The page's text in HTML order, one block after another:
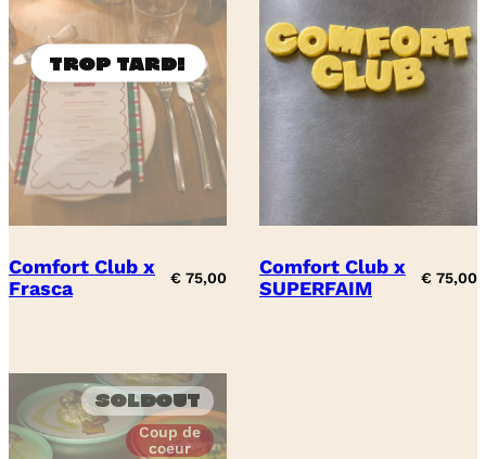
Comfort Club x
Frasca
€ 75,00
Comfort Club x
SUPERFAIM
€ 75,00
Soldout
Coup de
coeur